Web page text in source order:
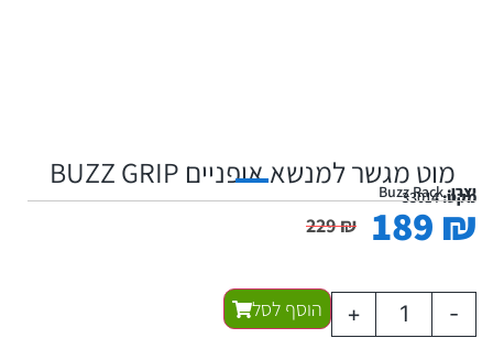
מוט מגשר למנשא אופניים BUZZ GRIP
יצרן:Buzz Rackמקט:33014
229₪ 189 ₪
-
+ הוסף לסל